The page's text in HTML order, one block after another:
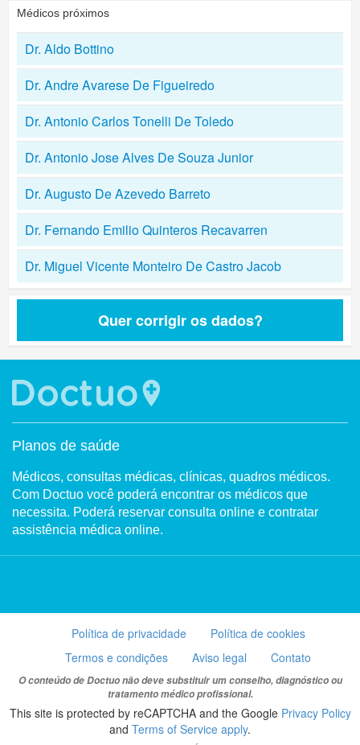
Médicos próximos
Dr. Aldo Bottino
Dr. Andre Avarese De Figueiredo
Dr. Antonio Carlos Tonelli De Toledo
Dr. Antonio Jose Alves De Souza Junior
Dr. Augusto De Azevedo Barreto
Dr. Fernando Emilio Quinteros Recavarren
Dr. Miguel Vicente Monteiro De Castro Jacob
Quer corrigir os dados?
Planos de saúde
Médicos, consultas médicas, clínicas, quadros médicos.
Com Doctuo você poderá encontrar os médicos que
necessita. Poderá reservar consulta online e contratar
assistência médica online.
Política de privacidade
Política de cookies
Termos e condições
Aviso legal Contato
O conteúdo de Doctuo não deve substituir um conselho, diagnóstico ou
tratamento médico profissional.
This site is protected by reCAPTCHA and the Google Privacy Policy
and Terms of Service apply.